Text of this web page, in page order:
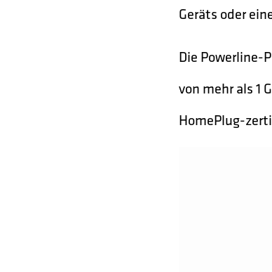
Geräts oder
Die Powerline-
von mehr als 1
HomePlug-